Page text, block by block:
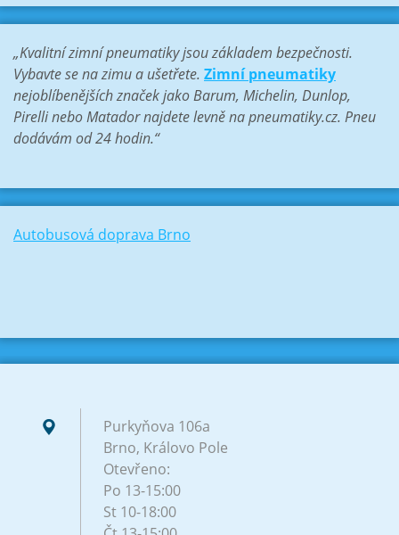
„Kvalitní zimní pneumatiky jsou základem bezpečnosti.
Vybavte se na zimu a ušetřete. Zimní pneumatiky
nejoblíbenějších značek jako Barum, Michelin, Dunlop,
Pirelli nebo Matador najdete levně na pneumatiky.cz. Pneu
dodávám od 24 hodin.“
Autobusová doprava Brno
Purkyňova 106a
Brno, Královo Pole
Otevřeno:
Po 13-15:00
St 10-18:00